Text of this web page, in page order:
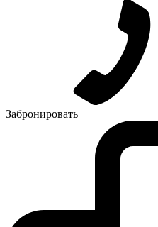
Забронировать